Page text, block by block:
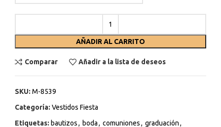
AÑADIR AL CARRITO
Comparar Añadir a la lista de deseos
SKU: M-8539
Categoría: Vestidos Fiesta
Etiquetas: bautizos, boda, comuniones, graduación,